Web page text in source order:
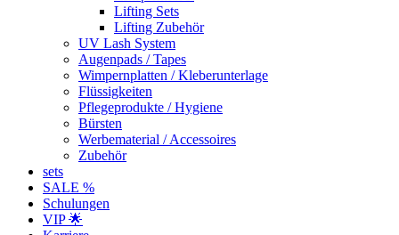
Lifting Sets
Lifting Zubehör
UV Lash System
Augenpads / Tapes
Wimpernplatten / Kleberunterlage
Flüssigkeiten
Pflegeprodukte / Hygiene
Bürsten
Werbematerial / Accessoires
Zubehör
sets
SALE %
Schulungen
VIP 🌟